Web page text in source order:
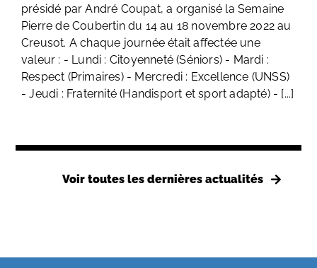
présidé par André Coupat, a organisé la Semaine
Pierre de Coubertin du 14 au 18 novembre 2022 au
Creusot. A chaque journée était affectée une
valeur : - Lundi : Citoyenneté (Séniors) - Mardi :
Respect (Primaires) - Mercredi : Excellence (UNSS)
- Jeudi : Fraternité (Handisport et sport adapté) - [...]
Voir toutes les dernières actualités